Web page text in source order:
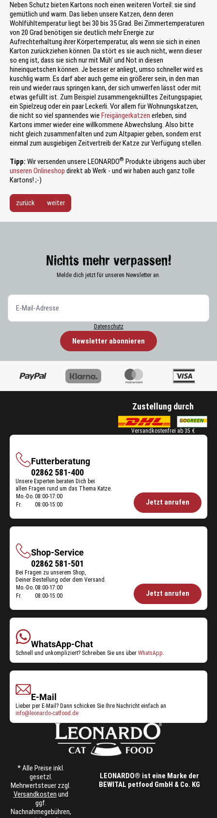
Neben Schutz bieten Kartons noch einen weiteren Vorteil: sie sind
gemütlich und warm. Das lieben unsere Katzen, denn deren
Wohlfühltemperatur liegt bei 30 bis 35 Grad. Bei Zimmertemperaturen
von 20 Grad benötigen sie deutlich mehr Energie zur
Aufrechterhaltung ihrer Körpertemperatur, als wenn sie sich in einen
Karton zurückziehen können. Da stört es sie auch nicht, wenn dieser
so eng ist, dass sie sich nur mit Müh' und Not in diesen
hineinquetschen können. Je besser er anliegt, umso schneller wird es
kuschlig warm. Es darf aber auch gerne ein größerer sein, in den man
rein und wieder raus springen kann, der sich umwerfen lässt oder mit
etwas gefüllt ist. Zum Beispiel zusammengeknülltes Zeitungspapier,
ein Spielzeug oder ein paar Leckerli. Vor allem für Wohnungskatzen,
die nicht so viel spannendes wie Freigängerkatzen erleben, sind
Kartons immer wieder eine willkommene Abwechslung. Also bitte
nicht gleich zusammenfalten und zum Altpapier geben, sondern erst
einmal zum ausgiebigen Zeitvertreib der Katze zur Verfügung stellen.
Tipp: Wir versenden unsere LEONARDO® Produkte übrigens auch über
unseren Onlineshop direkt ab Werk - und wir haben auch ganz tolle
Kartons! ;-)
zurück weiter
Nichts mehr verpassen!
Melde dich jetzt für unseren Newsletter an.
Datenschutz
Newsletter abonnieren
Zustellung durch
Versandkostenfrei ab 35 €
Futterberatung
Futterberatung
02862 581-400
Unsere Experten beraten Dich bei
allen Fragen rund um das Thema Katze.
Öffnungszeiten
Mo.-Do. 08:00-17:00
Fr.
08:00-15:00 Jetzt anrufen
Shop-Service
Shop-
Service
02862 581-501
Bei Fragen zu unserem Shop,
Deiner Bestellung oder dem Versand.
Öffnungszeiten
Mo.-Do. 08:00-17:00
Fr.
08:00-15:00 Jetzt anrufen
WhatsApp-Chat
Schnell und unkompliziert? Schreiben Sie uns über WhatsApp.
E-Mail
Lieber per E-Mail? Dann schicken Sie Ihre Nachricht einfach an
info@leonardo-catfood.de
* Alle Preise inkl.
gesetzl.
Mehrwertsteuer zzgl.
Versandkosten und
ggf.
Nachnahmegebühren,
LEONARDO® ist eine Marke der
BEWITAL petfood GmbH & Co. KG